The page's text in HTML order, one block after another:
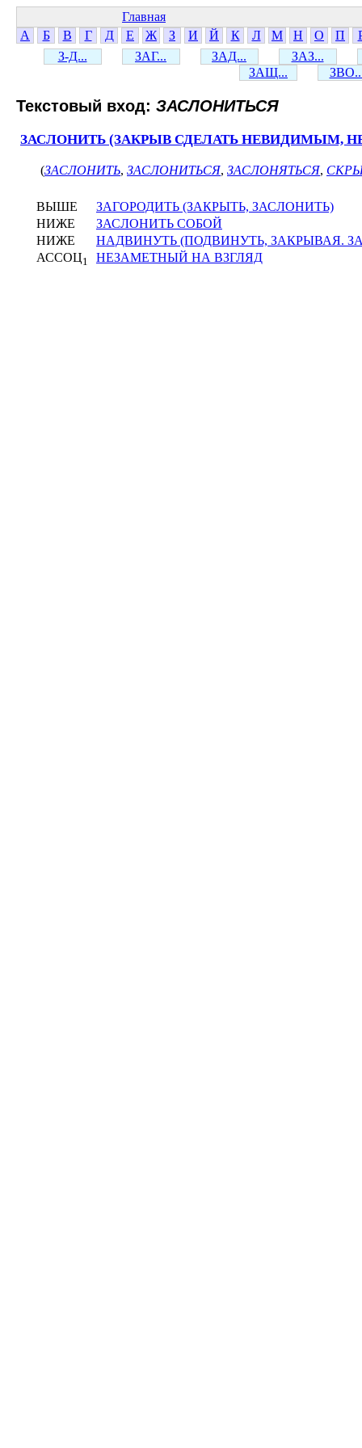
Главная
А
Б В Г Д Е Ж З И Й К Л М Н О П
З-Д...
ЗАГ... ЗАД...
ЗАЗ...
ЗАЩ...
Текстовый вход: ЗАСЛОНИТЬСЯ
ЗАСЛОНИТЬ (ЗАКРЫВ СДЕЛАТЬ НЕВИДИМЫМ,
(ЗАСЛОНИТЬ, ЗАСЛОНИТЬСЯ, ЗАСЛОНЯТЬСЯ,
ВЫШЕ
ЗАГОРОДИТЬ (ЗАКРЫТЬ, ЗАСЛОНИТЬ)
НИЖЕ
ЗАСЛОНИТЬ СОБОЙ
НИЖЕ
НАДВИНУТЬ (ПОДВИНУТЬ, ЗАКРЫВАЯ.
АССОЦ1 НЕЗАМЕТНЫЙ НА ВЗГЛЯД